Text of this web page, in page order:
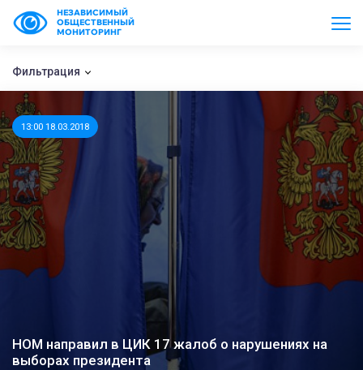
НЕЗАВИСИМЫЙ
ОБЩЕСТВЕННЫЙ
МОНИТОРИНГ
Фильтрация
13:00 18.03.2018
НОМ направил в ЦИК 17 жалоб о нарушениях на
выборах президента